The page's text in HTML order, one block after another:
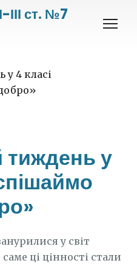
ст. №7
тиждень у
у світ
ці цінності стали